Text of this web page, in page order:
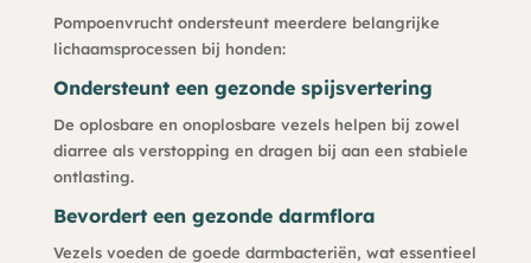
Pompoenvrucht ondersteunt meerdere belangrijke
lichaamsprocessen bij honden:
Ondersteunt een gezonde spijsvertering
De oplosbare en onoplosbare vezels helpen bij zowel
diarree als verstopping en dragen bij aan een stabiele
ontlasting.
Bevordert een gezonde darmflora
Vezels voeden de goede darmbacteriën, wat essentieel